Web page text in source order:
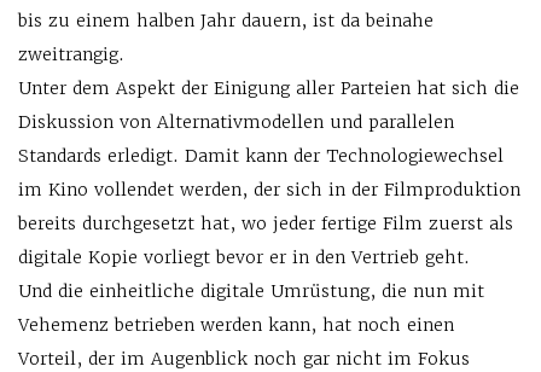
bis zu einem halben Jahr dauern, ist da beinahe
zweitrangig.
Unter dem Aspekt der Einigung aller Parteien hat sich die
Diskussion von Alternativmodellen und parallelen
Standards erledigt. Damit kann der Technologiewechsel
im Kino vollendet werden, der sich in der Filmproduktion
bereits durchgesetzt hat, wo jeder fertige Film zuerst als
digitale Kopie vorliegt bevor er in den Vertrieb geht.
Und die einheitliche digitale Umrüstung, die nun mit
Vehemenz betrieben werden kann, hat noch einen
Vorteil, der im Augenblick noch gar nicht im Fokus